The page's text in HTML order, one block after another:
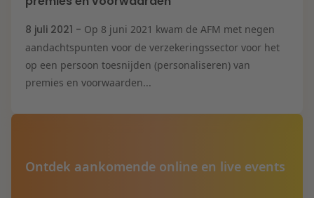
8 juli 2021 - Op 8 juni 2021 kwam de AFM met negen
aandachtspunten voor de verzekeringssector voor het
op een persoon toesnijden (personaliseren) van
premies en voorwaarden...
Ontdek aankomende online en live events